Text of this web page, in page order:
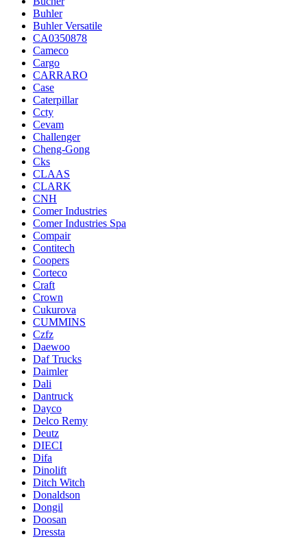
Buhler
Buhler Versatile
CA0350878
Cameco
Cargo
CARRARO
Case
Caterpillar
Ccty
Cevam
Challenger
Cheng-Gong
Cks
CLAAS
CLARK
CNH
Comer Industries
Comer Industries Spa
Compair
Contitech
Coopers
Corteco
Craft
Crown
Cukurova
CUMMINS
Czfz
Daewoo
Daf Trucks
Daimler
Dali
Dantruck
Dayco
Delco Remy
Deutz
DIECI
Difa
Dinolift
Ditch Witch
Donaldson
Dongil
Doosan
Dressta